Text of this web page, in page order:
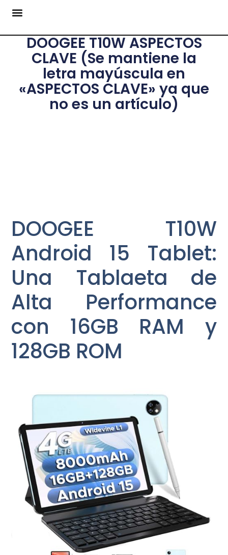
DOOGEE T10W ASPECTOS
CLAVE (Se mantiene la
letra mayúscula en
«ASPECTOS CLAVE» ya que
no es un artículo)
DOOGEE T10W
Android 15 Tablet:
Una Tablaeta de
Alta Performance
con 16GB RAM y
128GB ROM